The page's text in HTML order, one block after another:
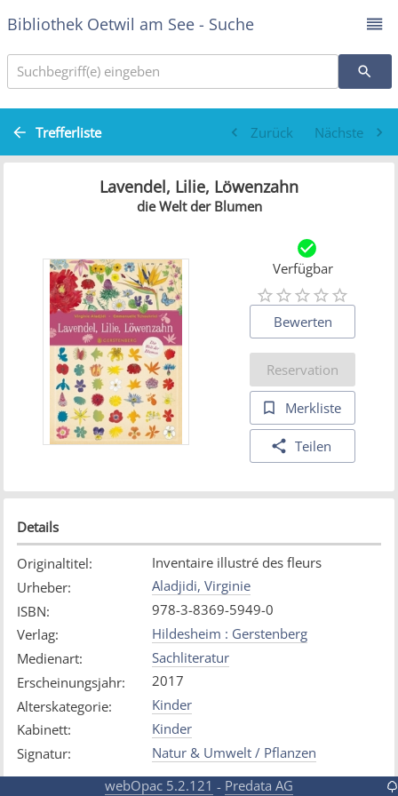
Bibliothek Oetwil am See - Suche
Suchbegriff(e) eingeben
Trefferliste Zurück Nächste
Lavendel, Lilie, Löwenzahn
die Welt der Blumen
Verfügbar
Bewerten
Reservation
Merkliste
Teilen
Details
Originaltitel:
Inventaire illustré des fleurs
Urheber:
Aladjidi, Virginie
ISBN:
978-3-8369-5949-0
Verlag:
Hildesheim : Gerstenberg
Medienart:
Sachliteratur
Erscheinungsjahr:
2017
Alterskategorie:
Kinder
Kabinett:
Kinder
Signatur:
Natur & Umwelt / Pflanzen
webOpac 5.2.121 - Predata AG